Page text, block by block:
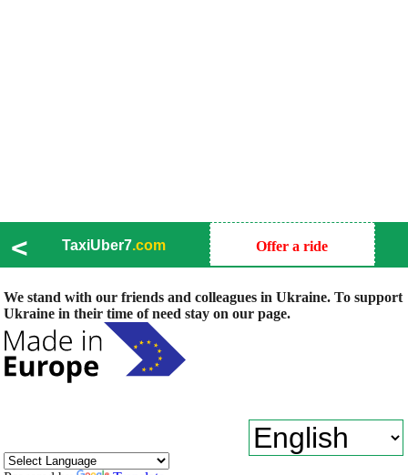
< TaxiUber7.com Offer a ride
We stand with our friends and colleagues in Ukraine. To support
Ukraine in their time of need stay on our page.